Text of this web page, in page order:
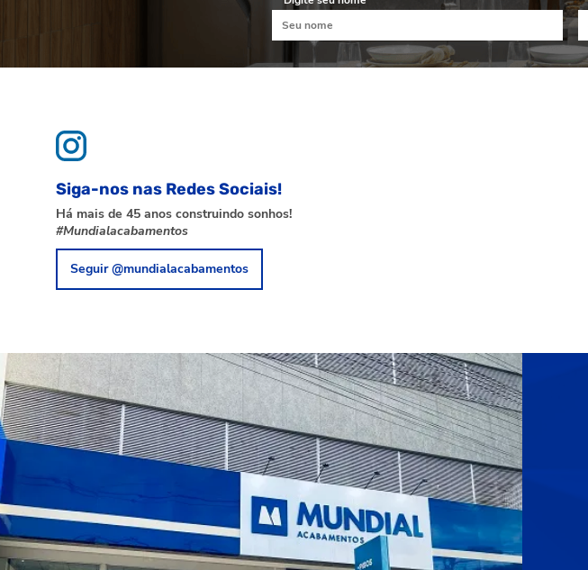
Siga-nos nas Redes Sociais!
Há mais de 45 anos construindo sonhos!
#Mundialacabamentos
Seguir @mundialacabamentos